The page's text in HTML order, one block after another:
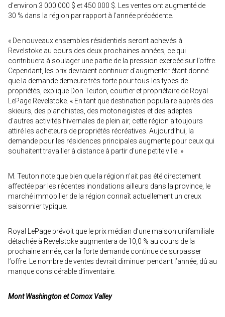
d’environ 3 000 000 $ et 450 000 $. Les ventes ont augmenté de
30 % dans la région par rapport à l’année précédente.
« De nouveaux ensembles résidentiels seront achevés à
Revelstoke au cours des deux prochaines années, ce qui
contribuera à soulager une partie de la pression exercée sur l’offre.
Cependant, les prix devraient continuer d’augmenter étant donné
que la demande demeure très forte pour tous les types de
propriétés, explique Don Teuton, courtier et propriétaire de Royal
LePage Revelstoke. « En tant que destination populaire auprès des
skieurs, des planchistes, des motoneigistes et des adeptes
d’autres activités hivernales de plein air, cette région a toujours
attiré les acheteurs de propriétés récréatives. Aujourd’hui, la
demande pour les résidences principales augmente pour ceux qui
souhaitent travailler à distance à partir d’une petite ville. »
M. Teuton note que bien que la région n’ait pas été directement
affectée par les récentes inondations ailleurs dans la province, le
marché immobilier de la région connaît actuellement un creux
saisonnier typique.
Royal LePage prévoit que le prix médian d’une maison unifamiliale
détachée à Revelstoke augmentera de 10,0 % au cours de la
prochaine année, car la forte demande continue de surpasser
l’offre. Le nombre de ventes devrait diminuer pendant l’année, dû au
manque considérable d’inventaire.
Mont Washington et Comox Valley